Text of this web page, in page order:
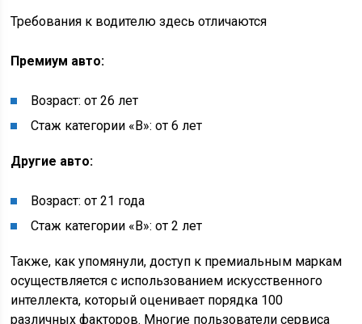
Требования к водителю здесь отличаются
Премиум авто:
Возраст: от 26 лет
Стаж категории «B»: от 6 лет
Другие авто:
Возраст: от 21 года
Стаж категории «B»: от 2 лет
Также, как упомянули, доступ к премиальным маркам
осуществляется с использованием искусственного
интеллекта, который оценивает порядка 100
различных факторов. Многие пользователи сервиса